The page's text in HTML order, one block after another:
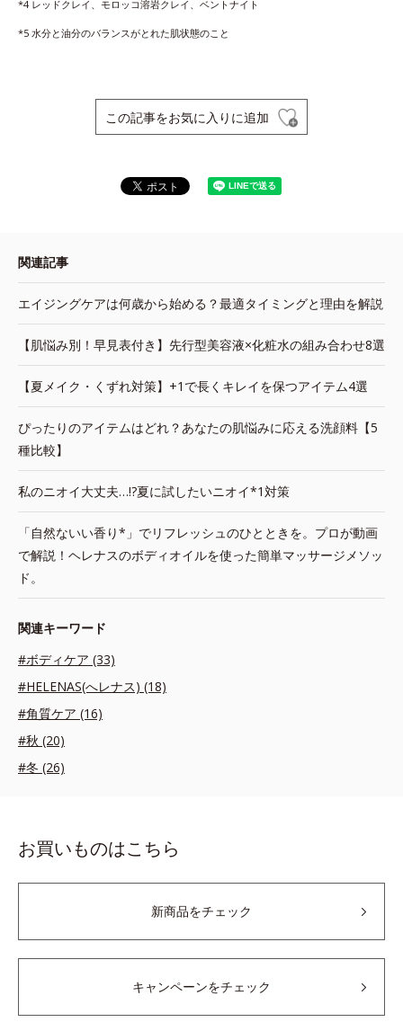
*4 レッドクレイ、モロッコ溶岩クレイ、ベントナイト
*5 水分と油分のバランスがとれた肌状態のこと
この記事をお気に入りに追加
関連記事
エイジングケアは何歳から始める？最適タイミングと理由を解説
【肌悩み別！早見表付き】先行型美容液×化粧水の組み合わせ8選
【夏メイク・くずれ対策】+1で長くキレイを保つアイテム4選
ぴったりのアイテムはどれ？あなたの肌悩みに応える洗顔料【5
種比較】
私のニオイ大丈夫…!?夏に試したいニオイ*1対策
「自然ないい香り*」でリフレッシュのひとときを。プロが動画
で解説！ヘレナスのボディオイルを使った簡単マッサージメソッ
ド。
関連キーワード
#ボディケア (33)
#HELENAS(へレナス) (18)
#角質ケア (16)
#秋 (20)
#冬 (26)
お買いものはこちら
新商品をチェック
キャンペーンをチェック